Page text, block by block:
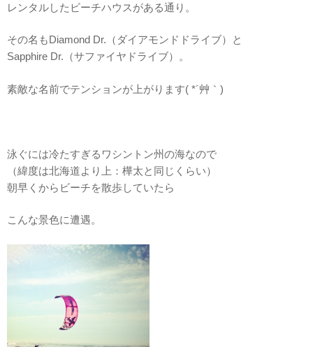
レンタルしたビーチハウスがある通り。
その名もDiamond Dr.（ダイアモンドドライブ）と
Sapphire Dr.（サファイヤドライブ）。
素敵な名前でテンションが上がります( *´艸｀)
泳ぐには冷たすぎるワシントン州の海なので
（緯度は北海道より上：樺太と同じくらい）
朝早くからビーチを散歩していたら
こんな景色に遭遇。